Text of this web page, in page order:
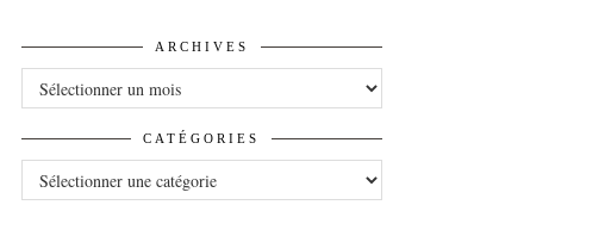
ARCHIVES
CATÉGORIES